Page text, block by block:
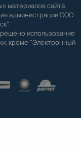
материалов сайта
администрации ООО
использование
кроме "Электронный